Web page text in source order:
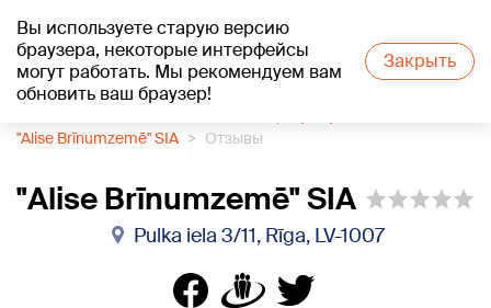
Вы используете старую версию
браузера, некоторые интерфейсы
могут работать. Мы рекомендуем вам
обновить ваш браузер!
Закрыть
+20°C
"Alise Brīnumzemē" SIA
Отзывы
"Alise Brīnumzemē" SIA
Pulka iela 3/11, Rīga, LV-1007